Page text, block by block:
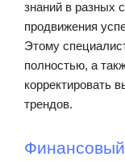
знаний в разных
продвижения
Этому
полностью, а
корректировать
трендов.